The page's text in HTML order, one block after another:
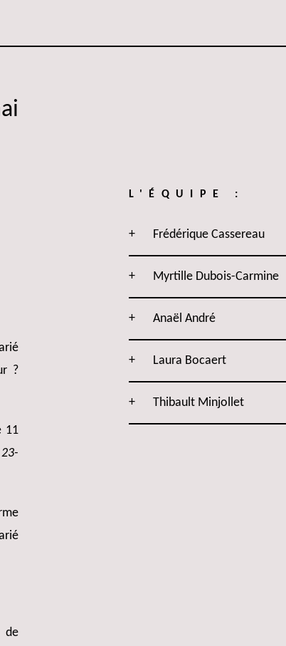
?
11
23-
de
L'ÉQUIPE :
Frédérique Cassereau
Myrtille Dubois-Carmine
Anaël André
Laura Bocaert
Thibault Minjollet